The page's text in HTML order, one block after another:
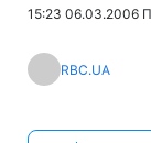
15:23 06.03.2006
RBC.UA